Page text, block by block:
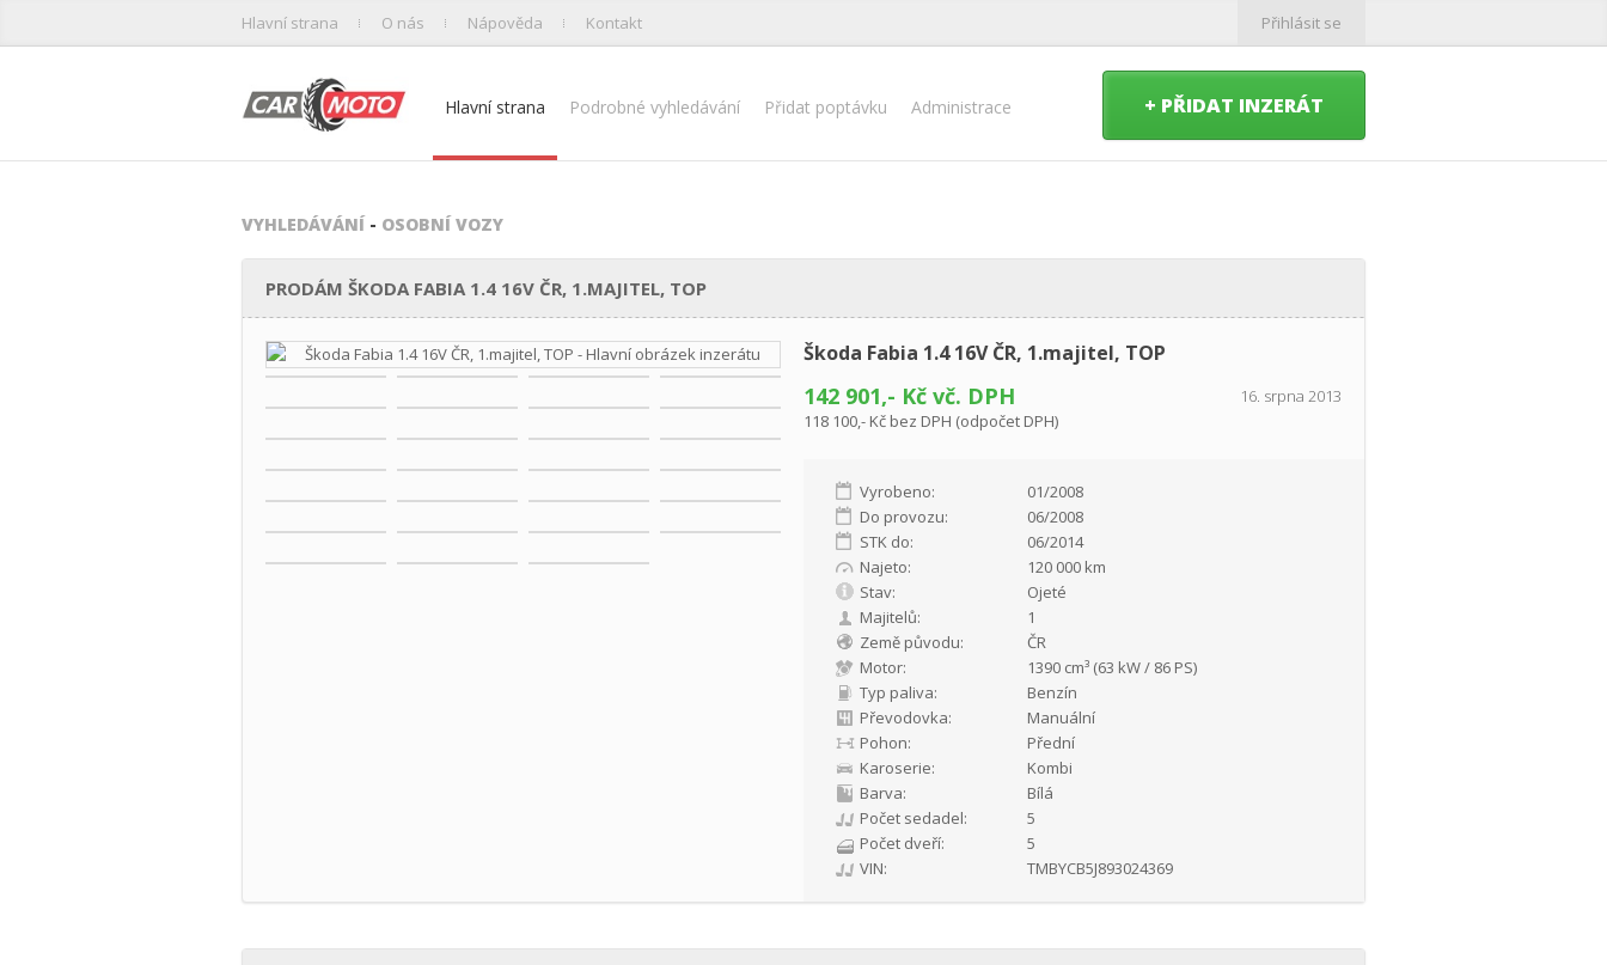
Hlavní strana O nás Nápověda Kontakt Přihlásit se
Hlavní strana Podrobné vyhledávání Přidat poptávku Administrace + PŘIDAT INZERÁT
VYHLEDÁVÁNÍ - OSOBNÍ VOZY
PRODÁM ŠKODA FABIA 1.4 16V ČR, 1.MAJITEL, TOP
Škoda Fabia 1.4 16V ČR, 1.majitel, TOP
142 901,- Kč vč. DPH
118 100,- Kč bez DPH (odpočet DPH)
16. srpna 2013
Vyrobeno:
01/2008
Do provozu:
06/2008
STK do:
06/2014
Najeto:
120 000 km
Stav:
Ojeté
Majitelů:
1
Země původu:
ČR
Motor:
1390 cm³ (63 kW / 86 PS)
Typ paliva:
Benzín
Převodovka:
Manuální
Pohon:
Přední
Karoserie:
Kombi
Barva:
Bílá
Počet sedadel:
5
Počet dveří:
5
VIN:
TMBYCB5J893024369